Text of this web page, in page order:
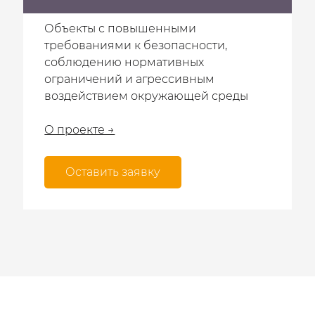
Объекты с повышенными
требованиями к безопасности,
соблюдению нормативных
ограничений и агрессивным
воздействием окружающей среды
О проекте →
Оставить заявку